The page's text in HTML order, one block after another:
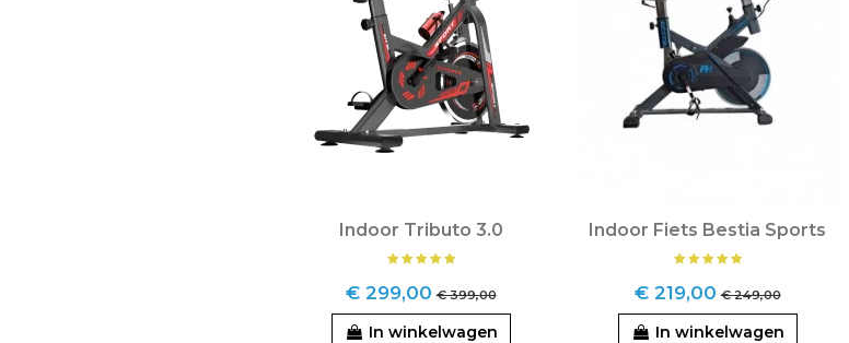
Indoor Tributo 3.0
€ 299,00 € 399,00
In winkelwagen
Indoor Fiets Bestia Sports
€ 219,00 € 249,00
In winkelwagen